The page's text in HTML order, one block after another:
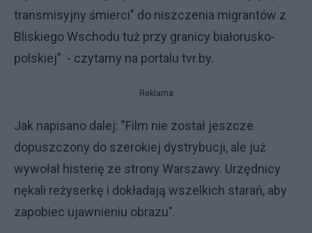
transmisyjny śmierci" do niszczenia migrantów z
Bliskiego Wschodu tuż przy granicy białorusko-
polskiej" - czytamy na portalu tvr.by.
Reklama
Jak napisano dalej: "Film nie został jeszcze
dopuszczony do szerokiej dystrybucji, ale już
wywołał histerię ze strony Warszawy. Urzędnicy
nękali reżyserkę i dokładają wszelkich starań, aby
zapobiec ujawnieniu obrazu".